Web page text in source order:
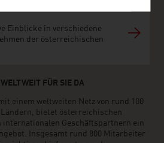
Einblicke in verschiedene
der österreichischen
FÜR SIE DA
einem weltweiten Netz von rund 100
bietet österreichischen
internationalen Geschäftspartnern ein
Insgesamt rund 800 Mitarbeiter